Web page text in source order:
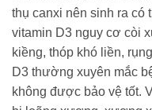
thụ canxi nên sinh ra có
vitamin D3 nguy cơ còi
kiềng, thóp khó liền,
D3 thường xuyên mắc
không được bảo vệ tốt.